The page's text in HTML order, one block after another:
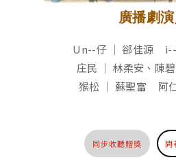
廣播劇
Un--仔 │ 郤佳源 i--
庄民 │ 林柔安、陳
猴松 │ 蘇聖富 阿
同步收聽贈獎 問